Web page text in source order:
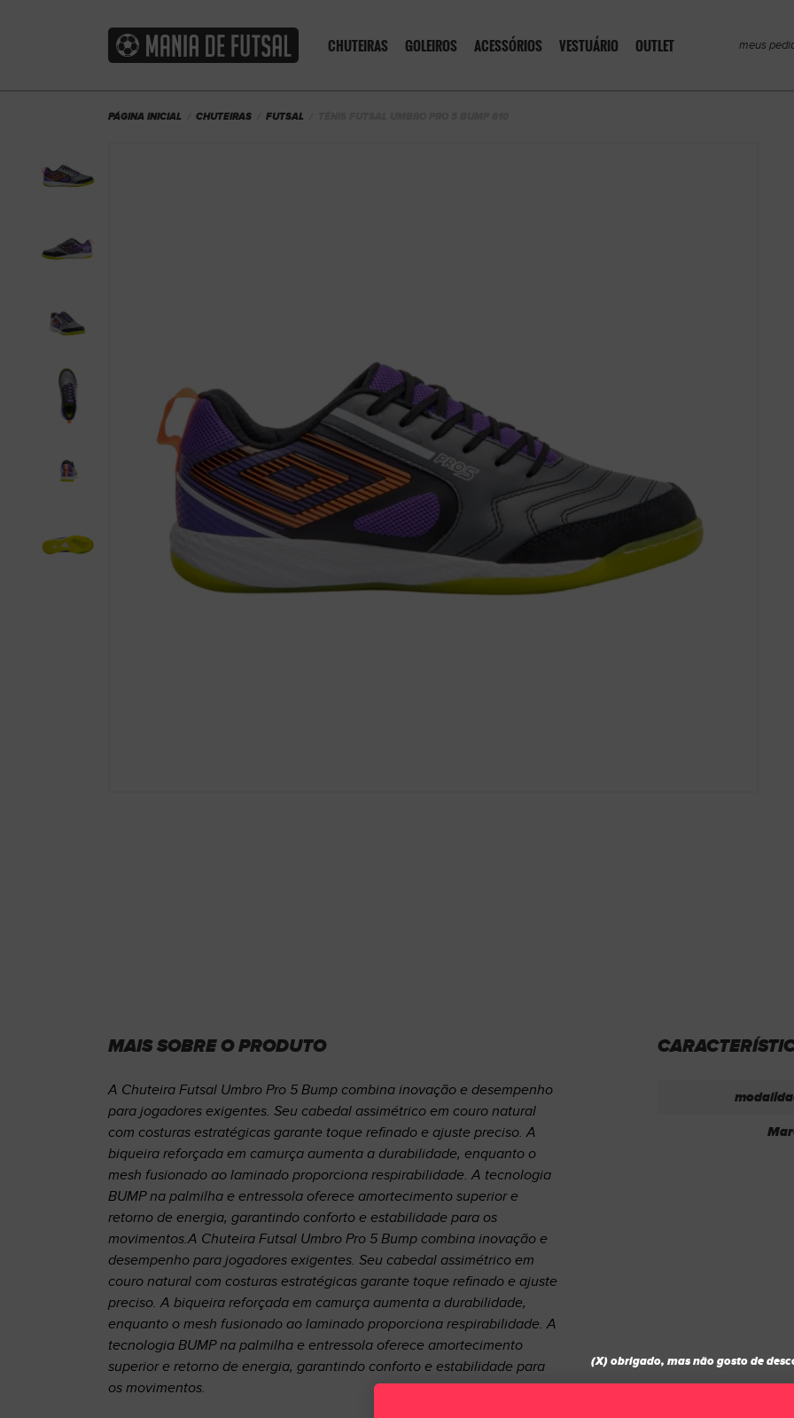
CHUTEIRAS GOLEIROS ACESSÓRIOS VESTUÁRIO OUTLET meus
PÁGINA INICIAL CHUTEIRAS FUTSAL
MAIS SOBRE O PRODUTO
A Chuteira Futsal Umbro Pro 5 Bump combina inovação e desempenho
para jogadores exigentes. Seu cabedal assimétrico em couro natural
com costuras estratégicas garante toque refinado e ajuste preciso. A
biqueira reforçada em camurça aumenta a durabilidade, enquanto o
mesh fusionado ao laminado proporciona respirabilidade. A tecnologia
BUMP na palmilha e entressola oferece amortecimento superior e
retorno de energia, garantindo conforto e estabilidade para os
movimentos.A Chuteira Futsal Umbro Pro 5 Bump combina inovação e
desempenho para jogadores exigentes. Seu cabedal assimétrico em
couro natural com costuras estratégicas garante toque refinado e ajuste
preciso. A biqueira reforçada em camurça aumenta a durabilidade,
enquanto o mesh fusionado ao laminado proporciona respirabilidade. A
tecnologia BUMP na palmilha e entressola oferece amortecimento
superior e retorno de energia, garantindo conforto e estabilidade para
os movimentos.
(X) obrigado, mas não gosto de